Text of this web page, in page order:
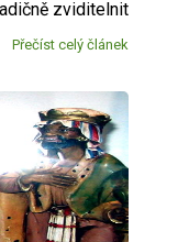
zviditelnit
Přečíst celý článek